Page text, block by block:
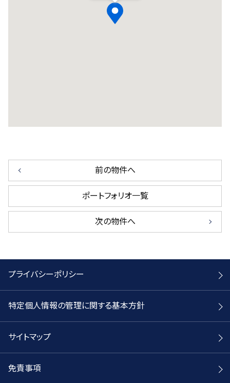
前の物件へ
ポートフォリオ一覧
次の物件へ
プライバシーポリシー
特定個人情報の管理に関する基本方針
サイトマップ
免責事項